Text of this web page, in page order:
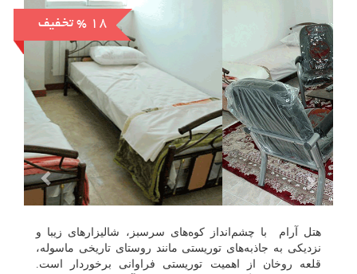
شیراز
هتل
های
تبریز
تخفیف % 18
هتل آرام با چشم‌انداز کوه‌های سرسبز، شالیزارهای زیبا و
نزدیکی به جاذبه‌های توریستی مانند روستای تاریخی ماسوله،
قلعه روخان از اهمیت توریستی فراوانی برخوردار است.